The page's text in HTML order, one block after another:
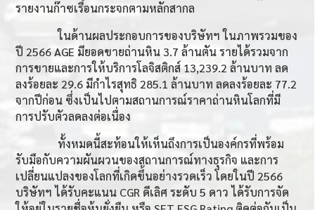
รายงานก๊าซเรือนกระจกตามหลักสากล
ในด้านผลประกอบการของบริษัทฯ ในภาพรวมของ
ปี 2566 AGE มียอดขายถ่านหิน 3.7ล้านตัน รายได้รวมจาก
การขายและการให้บริการโลจิสติกส์ 13,239.2ล้านบาท ลด
ลงร้อยละ 29.6 มีกำไรสุทธิ 285.1ล้านบาท ลดลงร้อยละ 77.2
จากปีก่อน ซึ่งเป็นไปตามสถานการณ์ราคาถ่านหินโลกที่มี
การปรับตัวลดลงต่อเนื่อง
ทั้งหมดนี้สะท้อนให้เห็นถึงการเป็นองค์กรที่พร้อม
รับมือกับความผันผวนของสถานการณ์ทางธุรกิจ และการ
เปลี่ยนแปลงของโลกที่เกิดขึ้นอย่างรวดเร็ว โดยในปี 2566
บริษัทฯ ได้รับคะแนน CGR ดีเลิศ ระดับ5 ดาว ได้รับการจัด